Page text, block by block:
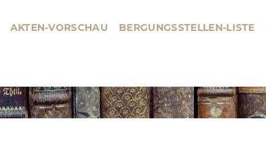
BERGUNGSSTELLE
AKTEN-VORSCHAU BERGUNGSSTELLEN-LISTE